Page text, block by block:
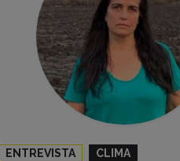
ENTREVISTA
CLIMA